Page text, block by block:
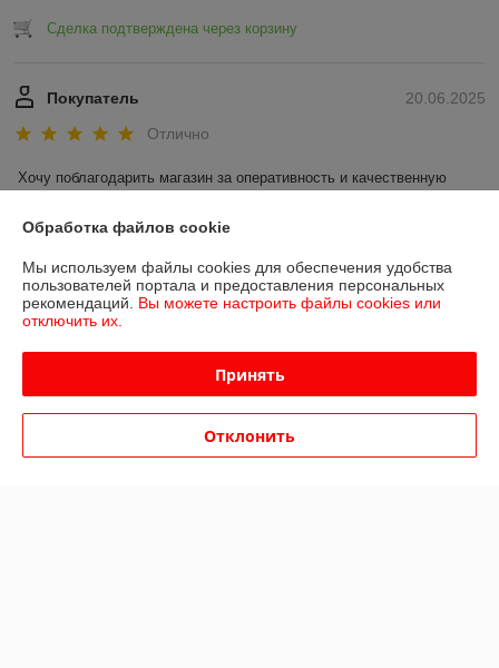
Сделка подтверждена через корзину
20.06.2025
Покупатель
Отлично
Хочу поблагодарить магазин за оперативность и качественную
Быстро подтвердили заказ и наличие товара, удобное расположение
Буду рекомендовать друзьям!
Сделка подтверждена через корзину
Обработка файлов cookie
Мы используем файлы cookies для обеспечения удобства
пользователей портала и предоставления персональных
рекомендаций. Вы можете настроить файлы cookies или
отключить их.
Принять
Отклонить